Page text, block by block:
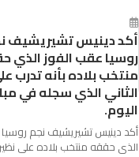
بينهما حاليا على م...
أكد دينيس تشيريشيف
روسيا عقب الفوز الذي
منتخب بلاده بأنه تدرب
الثاني الذي سجله في
اليوم.
أكد دينيس تشيريشيف نجم
الذي حققه منتخب بلاده